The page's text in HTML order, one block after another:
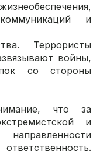
и
Террористы
войны,
со стороны
что за
и